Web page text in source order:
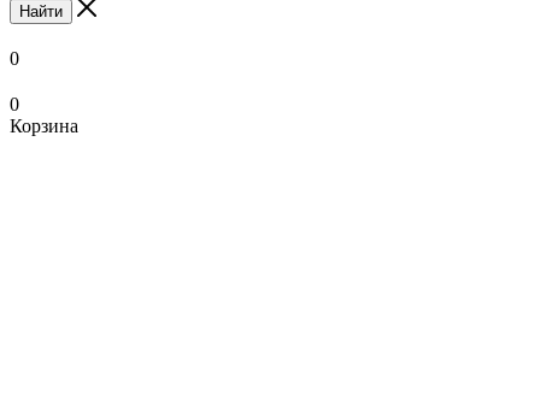
Найти
0
0
Корзина